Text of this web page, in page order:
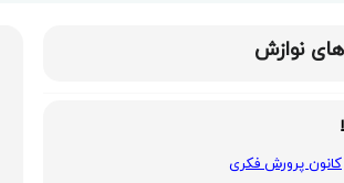
نوازش
کانون پرورش فکری